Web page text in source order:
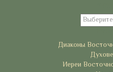
Архивы
Диаконы
Иереи